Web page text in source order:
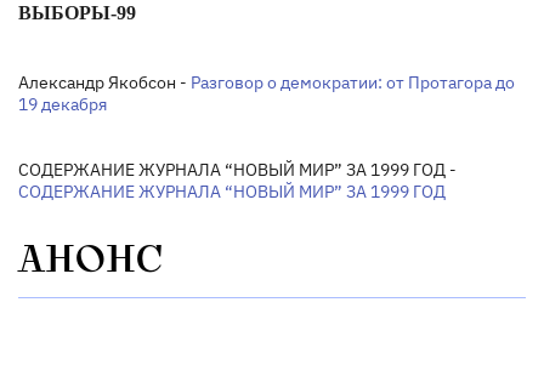
ВЫБОРЫ-99
Александр Якобсон - Разговор о демократии: от Протагора до
19 декабря
СОДЕРЖАНИЕ ЖУРНАЛА “НОВЫЙ МИР” ЗА 1999 ГОД -
СОДЕРЖАНИЕ ЖУРНАЛА “НОВЫЙ МИР” ЗА 1999 ГОД
АНОНС